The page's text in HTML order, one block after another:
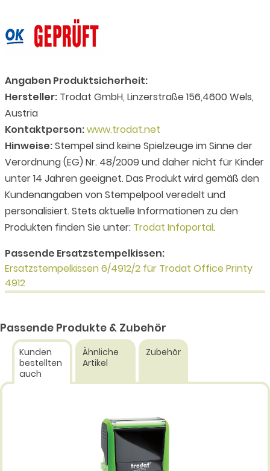
Angaben Produktsicherheit:
Hersteller: Trodat GmbH, Linzerstraße 156,4600 Wels,
Austria
Kontaktperson:www.trodat.net
Hinweise:Stempel sind keine Spielzeuge im Sinne der
Verordnung (EG) Nr. 48/2009 und daher nicht für Kinder
unter 14 Jahren geeignet. Das Produkt wird gemäß den
Kundenangaben von Stempelpool veredelt und
personalisiert. Stets aktuelle Informationen zu den
Produkten finden Sie unter: Trodat Infoportal.
Passende Ersatzstempelkissen:
Ersatzstempelkissen 6/4912/2 für Trodat Office Printy
4912
Passende Produkte & Zubehör
Kunden
bestellten
auch
Ähnliche
Artikel
Zubehör